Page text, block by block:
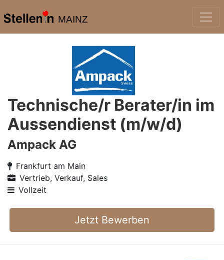
MAINZ
Technische/r Berater/in im
Aussendienst (m/w/d)
Ampack AG
Frankfurt am Main
Vertrieb, Verkauf, Sales
Vollzeit
Jetzt Bewerben